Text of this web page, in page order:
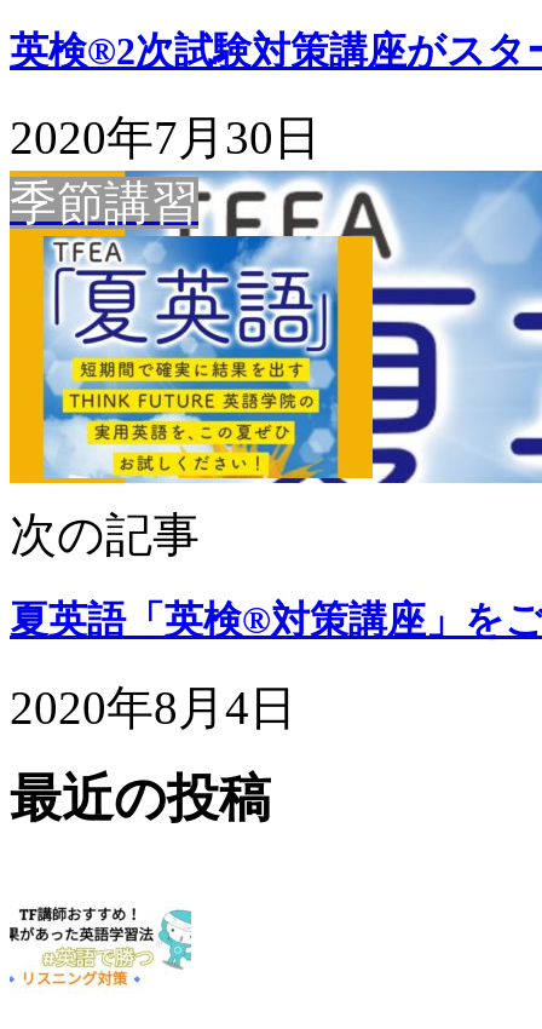
英検®2次試験対策講座がスタ
2020年7月30日
季節講習
次の記事
夏英語「英検®対策講座」を
2020年8月4日
最近の投稿